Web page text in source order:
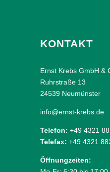
KONTAKT
Ernst Krebs GmbH &
Ruhrstraße 13
24539 Neumünster
info@ernst-krebs.de
Telefon: +49 4321
Telefax: +49 4321
Öffnungzeiten: